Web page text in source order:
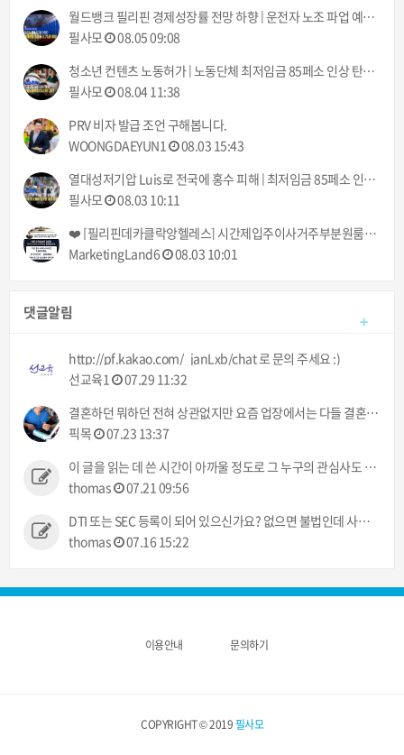
월드뱅크 필리핀 경제성장률 전망 하향 | 운전자 노조 파업 예고 8월 10일부터 | 필리핀동포방송 | 필리핀한인방송 | 필리핀뉴스룸
필사모
08.05 09:08
청소년 컨텐츠 노동허가 | 노동단체 최저임금 85페소 인상 탄원서 제출 | 필리핀동포방송 | 필리핀한인방송 | 필리핀뉴스룸
필사모
08.04 11:38
PRV 비자 발급 조언 구해봅니다.
WOONGDAEYUN1
08.03 15:43
열대성저기압 Luis로 전국에 홍수 피해 | 최저임금 85페소 인상, 결국 시행될 것 | 필리핀동포방송 | 필리핀한인방송 | 필리핀뉴스룸
필사모
08.03 10:11
❤️ [필리핀데카클락앙헬레스] 시간제입주이사거주부분원룸건물사무실집 출장청소업체 클리닝업 아떼아줌마 청소부 비용추천! (가사도우미전문서비스) ❤️
MarketingLand6
08.03 10:01
+
댓글알림
http://pf.kakao.com/_janLxb/chat 로 문의 주세요 :)
선교육1
07.29 11:32
결혼하던 뭐하던 전혀 상관없지만 요즘 업장에서는 다들 결혼이야기만 하네 ㅠㅠ 했으면 뭐라도 주던지 ㅋㅋ
픽목
07.23 13:37
이 글을 읽는 데 쓴 시간이 아까울 정도로 그 누구의 관심사도 아닌 정보입니다.
thomas
07.21 09:56
DTI 또는 SEC 등록이 되어 있으신가요? 없으면 불법인데 사고 발생시 어떻게 처리해 주실건가요?
thomas
07.16 15:22
이용안내 문의하기
COPYRIGHT © 2019필사모